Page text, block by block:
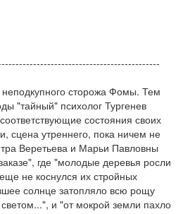
сторожа Фомы. Тем
"тайный" психолог Тургенев
состояния своих
сцена утреннего, пока ничем не
Веретьева и Марьи Павловны
где "молодые деревья росли
не коснулся их стройных
солнце затопляло всю рощу
и "от мокрой земли пахло